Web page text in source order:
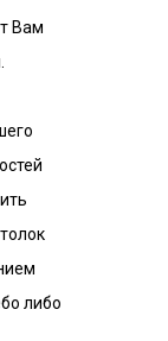
Вам
либо